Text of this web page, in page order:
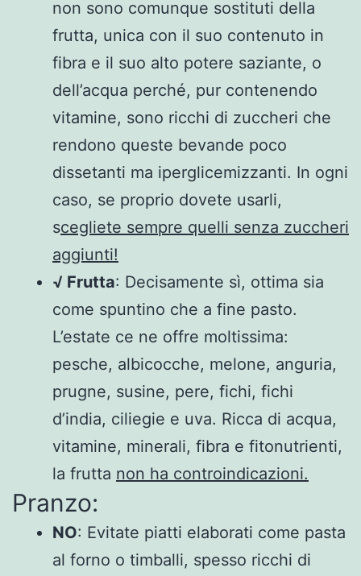
non sono comunque sostituti della
frutta, unica con il suo contenuto in
fibra e il suo alto potere saziante, o
dell’acqua perché, pur contenendo
vitamine, sono ricchi di zuccheri che
rendono queste bevande poco
dissetanti ma iperglicemizzanti. In ogni
caso, se proprio dovete usarli,
scegliete sempre quelli senza zuccheri
aggiunti!
√ Frutta: Decisamente sì, ottima sia
come spuntino che a fine pasto.
L’estate ce ne offre moltissima:
pesche, albicocche, melone, anguria,
prugne, susine, pere, fichi, fichi
d’india, ciliegie e uva. Ricca di acqua,
vitamine, minerali, fibra e fitonutrienti,
la frutta non ha controindicazioni.
Pranzo:
NO: Evitate piatti elaborati come pasta
al forno o timballi, spesso ricchi di